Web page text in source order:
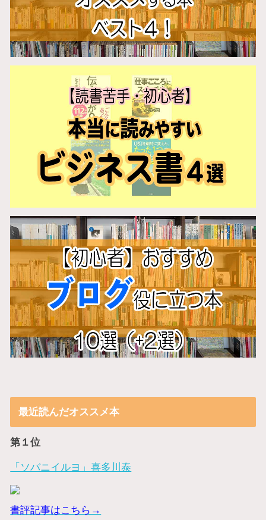
最近読んだオススメ本
第１位
「ソバニイルヨ」喜多川泰
書評記事はこちら→